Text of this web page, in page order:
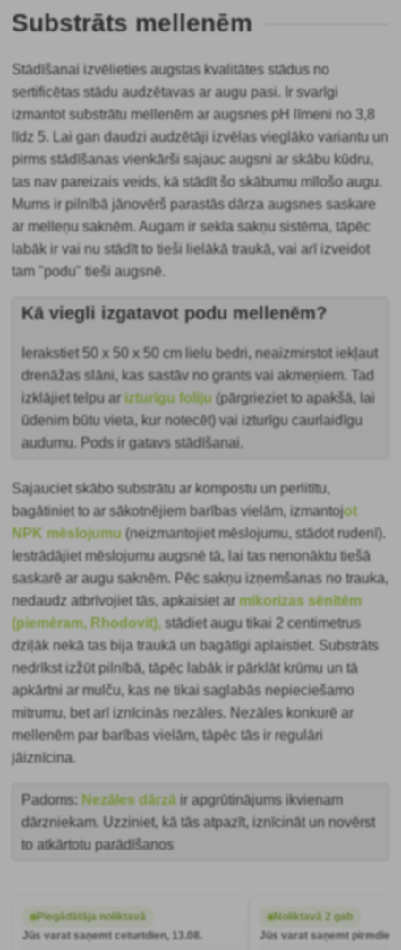
Substrāts mellenēm
Stādīšanai izvēlieties augstas kvalitātes stādus no
sertificētas stādu audzētavas ar augu pasi. Ir svarīgi
izmantot substrātu mellenēm ar augsnes pH līmeni no 3,8
līdz 5. Lai gan daudzi audzētāji izvēlas vieglāko variantu un
pirms stādīšanas vienkārši sajauc augsni ar skābu kūdru,
tas nav pareizais veids, kā stādīt šo skābumu mīlošo augu.
Mums ir pilnībā jānovērš parastās dārza augsnes saskare
ar melleņu saknēm. Augam ir sekla sakņu sistēma, tāpēc
labāk ir vai nu stādīt to tieši lielākā traukā, vai arī izveidot
tam "podu" tieši augsnē.
Kā viegli izgatavot podu mellenēm?
Ierakstiet 50 x 50 x 50 cm lielu bedri, neaizmirstot iekļaut
drenāžas slāni, kas sastāv no grants vai akmeņiem. Tad
izklājiet telpu ar izturīgu foliju (pārgrieziet to apakšā, lai
ūdenim būtu vieta, kur notecēt) vai izturīgu caurlaidīgu
audumu. Pods ir gatavs stādīšanai.
Sajauciet skābo substrātu ar kompostu un perlitītu,
bagātiniet to ar sākotnējiem barības vielām, izmantojot
NPK mēslojumu (neizmantojiet mēslojumu, stādot rudenī).
Iestrādājiet mēslojumu augsnē tā, lai tas nenonāktu tiešā
saskarē ar augu saknēm. Pēc sakņu izņemšanas no trauka,
nedaudz atbrīvojiet tās, apkaisiet ar mikorizas sēnītēm
(piemēram, Rhodovit), stādiet augu tikai 2 centimetrus
dziļāk nekā tas bija traukā un bagātīgi aplaistiet. Substrāts
nedrīkst izžūt pilnībā, tāpēc labāk ir pārklāt krūmu un tā
apkārtni ar mulču, kas ne tikai saglabās nepieciešamo
mitrumu, bet arī iznīcinās nezāles. Nezāles konkurē ar
mellenēm par barības vielām, tāpēc tās ir regulāri
jāiznīcina.
Padoms: Nezāles dārzā ir apgrūtinājums ikvienam
dārzniekam. Uzziniet, kā tās atpazīt, iznīcināt un novērst
to atkārtotu parādīšanos
Piegādātāja noliktavā
Jūs varat saņemt ceturtdien, 13.08.
Noliktavā 2 gab
Jūs varat saņemt pirmdien,